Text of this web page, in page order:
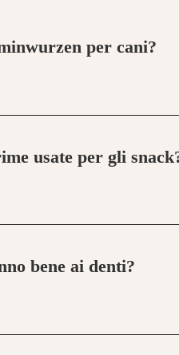
per cani?
usate per gli
bene ai denti?